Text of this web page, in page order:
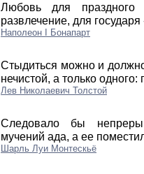
Любовь для
развлечение, для
Наполеон I Бонапарт
Стыдиться можно и
нечистой, а только
Лев Николаевич Толстой
Следовало бы
мучений ада, а ее
Шарль Луи Монтескьё